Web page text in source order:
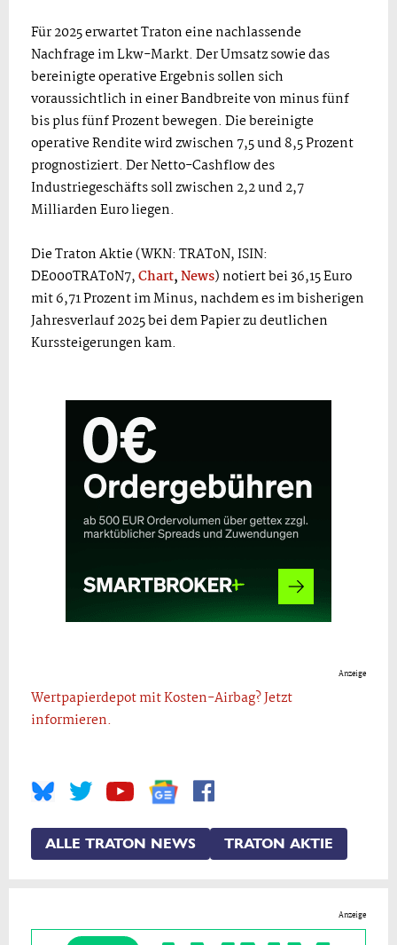
Für 2025 erwartet Traton eine nachlassende
Nachfrage im Lkw-Markt. Der Umsatz sowie das
bereinigte operative Ergebnis sollen sich
voraussichtlich in einer Bandbreite von minus fünf
bis plus fünf Prozent bewegen. Die bereinigte
operative Rendite wird zwischen 7,5 und 8,5 Prozent
prognostiziert. Der Netto-Cashflow des
Industriegeschäfts soll zwischen 2,2 und 2,7
Milliarden Euro liegen.
Die Traton Aktie (WKN: TRAT0N, ISIN:
DE000TRAT0N7,Chart,News) notiert bei 36,15 Euro
mit 6,71 Prozent im Minus, nachdem es im bisherigen
Jahresverlauf 2025 bei dem Papier zu deutlichen
Kurssteigerungen kam.
Anzeige
Wertpapierdepot mit Kosten-Airbag? Jetzt
informieren.
ALLE TRATON NEWS TRATON AKTIE
Anzeige